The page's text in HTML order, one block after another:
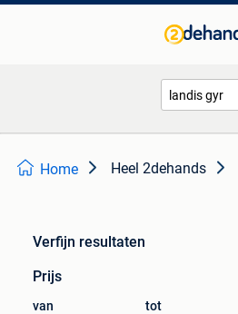
Home Heel 2dehands
Verfijn resultaten
Prijs
van tot